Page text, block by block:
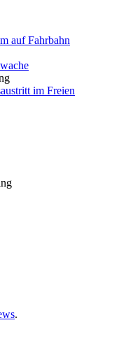
auf Fahrbahn
im Freien
.